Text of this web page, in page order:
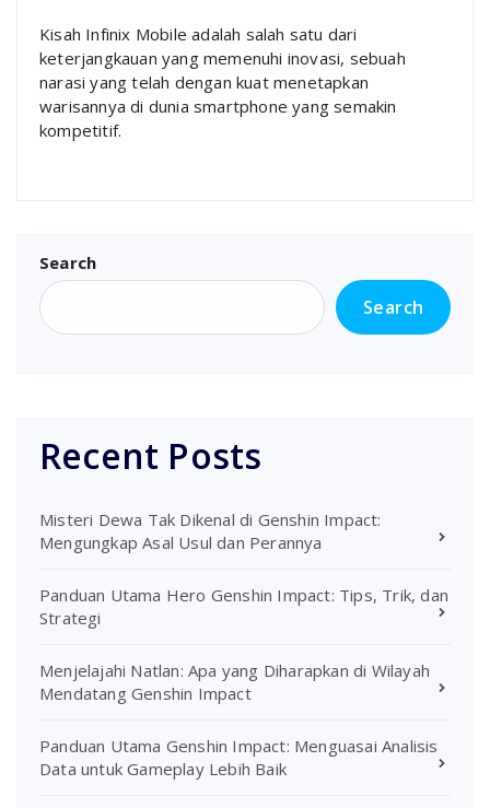
Kisah Infinix Mobile adalah salah satu dari
keterjangkauan yang memenuhi inovasi, sebuah
narasi yang telah dengan kuat menetapkan
warisannya di dunia smartphone yang semakin
kompetitif.
Search
Search
Recent Posts
Misteri Dewa Tak Dikenal di Genshin Impact:
Mengungkap Asal Usul dan Perannya
Panduan Utama Hero Genshin Impact: Tips, Trik, dan
Strategi
Menjelajahi Natlan: Apa yang Diharapkan di Wilayah
Mendatang Genshin Impact
Panduan Utama Genshin Impact: Menguasai Analisis
Data untuk Gameplay Lebih Baik